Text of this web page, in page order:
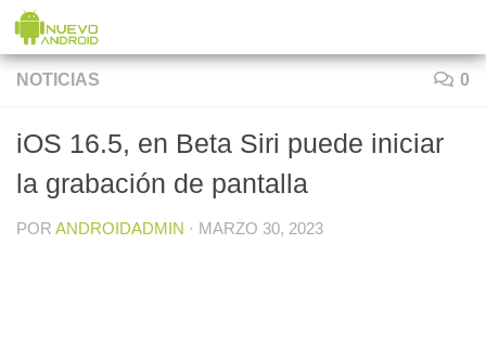
Saltar al contenido
NOTICIAS 0
iOS 16.5, en Beta Siri puede iniciar
la grabación de pantalla
POR ANDROIDADMIN · MARZO 30, 2023